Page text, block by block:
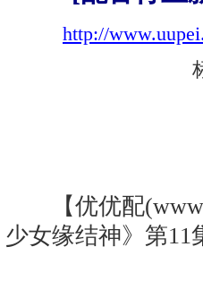
http://
【优优配
少女缘结神》第11